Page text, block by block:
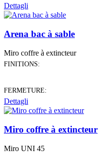
Dettagli
Arena bac à sable
Miro coffre à extincteur
FINITIONS:
FERMETURE:
Dettagli
Miro coffre à extincteur
Miro UNI 45